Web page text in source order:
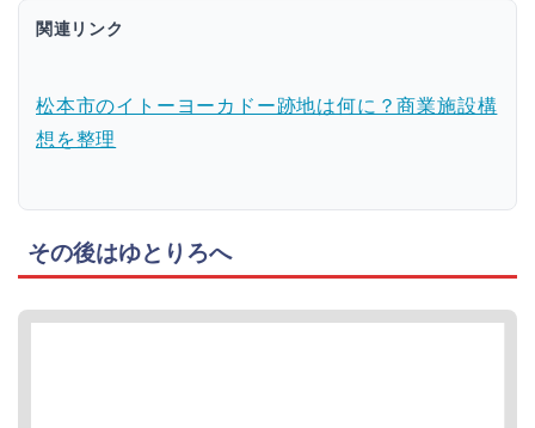
関連リンク
松本市のイトーヨーカドー跡地は何に？商業施設構
想を整理
その後はゆとりろへ